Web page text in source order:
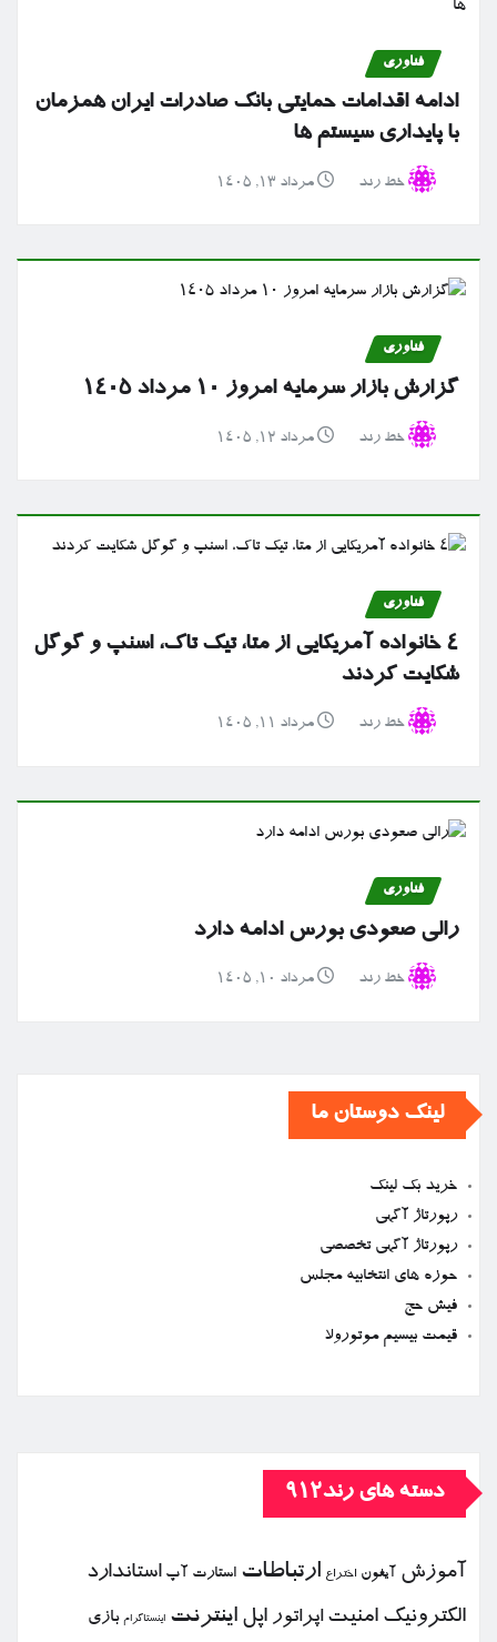
فناوری
ادامه اقدامات حمایتی بانک صادرات ایران همزمان
با پایداری سیستم ها
خط رند مرداد ۱۳, ۱۴۰۵
فناوری
گزارش بازار سرمایه امروز ۱۰ مرداد ۱۴۰۵
خط رند مرداد ۱۲, ۱۴۰۵
فناوری
۴ خانواده آمریکایی از متا، تیک تاک، اسنپ و گوگل
شکایت کردند
خط رند مرداد ۱۱, ۱۴۰۵
فناوری
رالی صعودی بورس ادامه دارد
خط رند مرداد ۱۰, ۱۴۰۵
لینک دوستان ما
خرید بک لینک
رپورتاژ آگهی
رپورتاژ آگهی تخصصی
حوزه های انتخابیه مجلس
فیش حج
قیمت بیسیم موتورولا
دسته های رند912
آموزش آیفون اختراع ارتباطات استارت آپ استاندارد
الكترونیك امنیت اپراتور اپل اینترنت اینستاگرام بازی